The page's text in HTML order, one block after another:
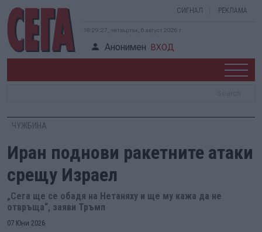
СИГНАЛ РЕКЛАМА
18:29:28, четвъртък, 6 август 2026 г.
Анонимен ВХОД
ЧУЖБИНА
Иран поднови ракетните атаки
срещу Израел
„Сега ще се обадя на Нетаняху и ще му кажа да не
отвръща“, заяви Тръмп
07 Юни 2026